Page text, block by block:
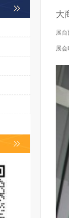
大
展台
展会